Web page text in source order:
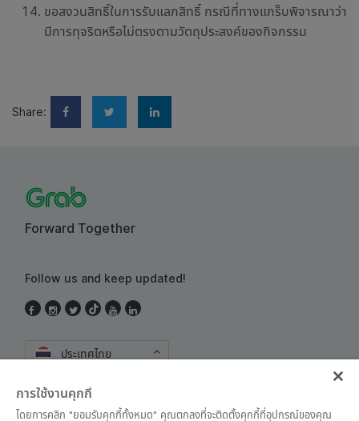
ขอสงวนสิทธิ์ในการรับแลกสิทธิ์ กรณีที่ทางแกร็บพิจารณาว่า
มีการทุจริตหรือไม่ตรงตามวัตถุประสงค์ของกิจกรรม
Share:
Forward Together
Follow us and keep updated!
ประเทศไทย
การใช้งานคุกกี้
โดยการคลิก "ยอมรับคุกกี้ทั้งหมด" คุณตกลงที่จะติดตั้งคุกกี้ที่อุปกรณ์ของคุณ